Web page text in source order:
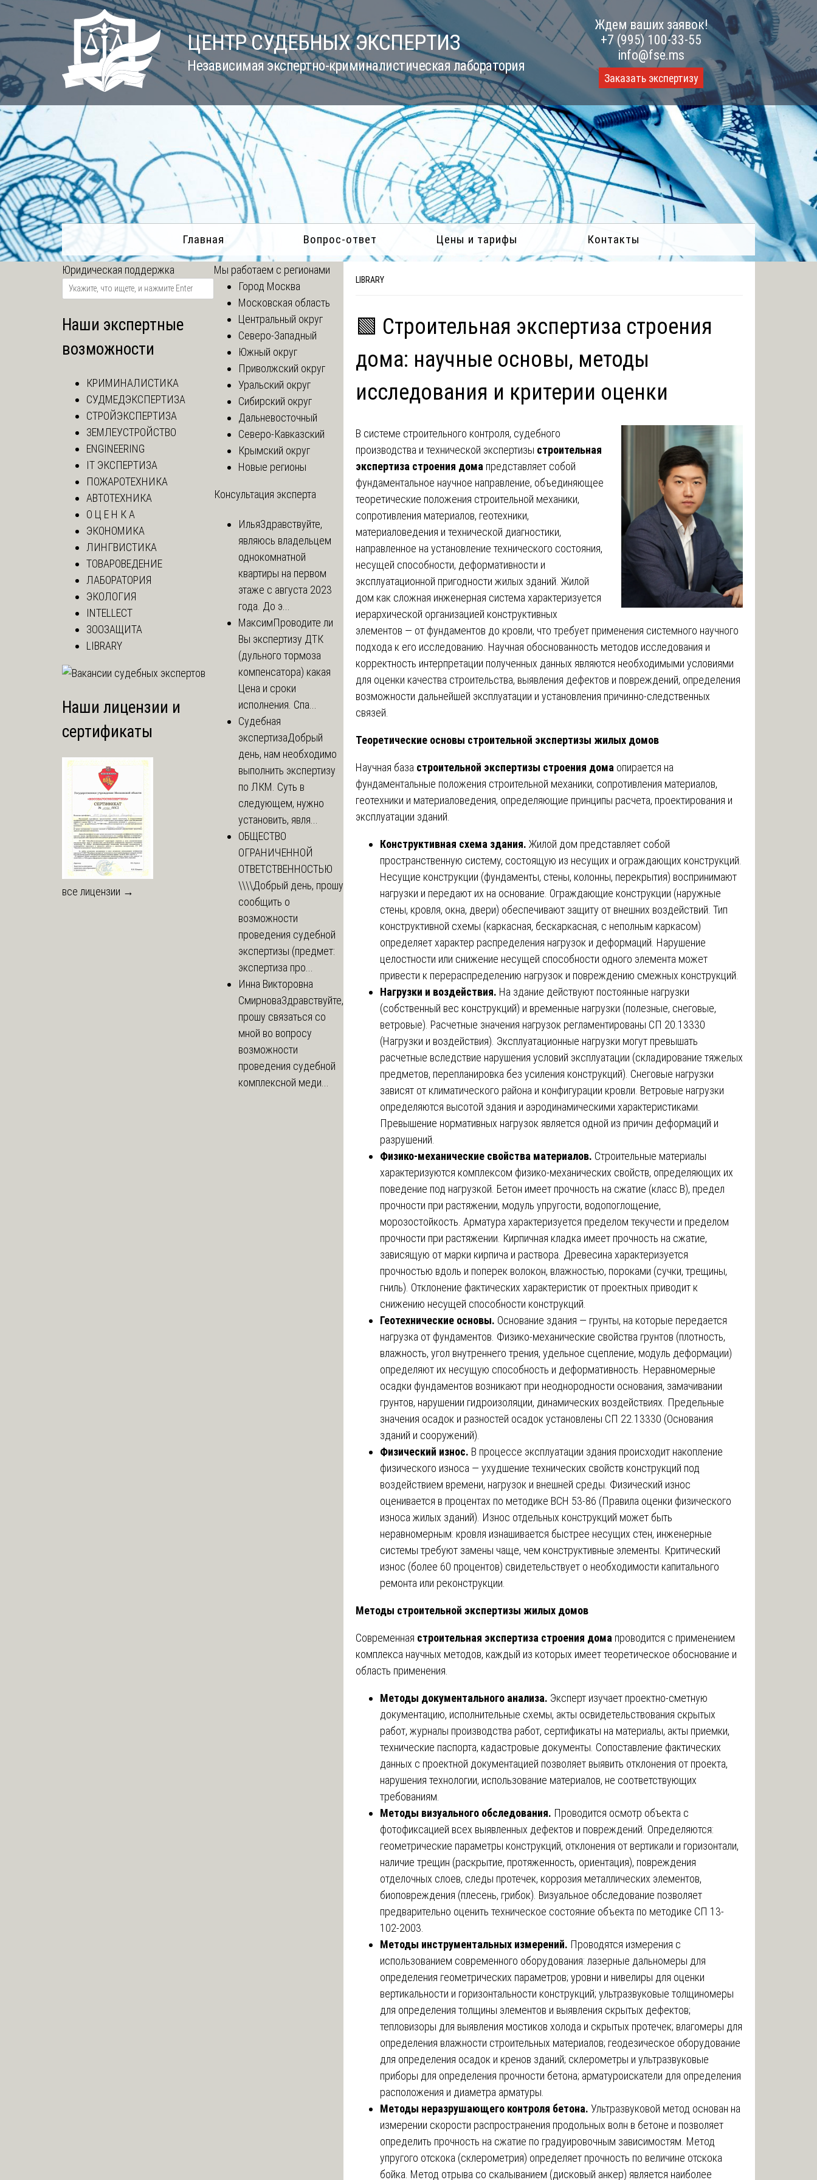
Skip
to
content
ЦЕНТР СУДЕБНЫХ ЭКСПЕРТИЗ
Независимая экспертно-криминалистическая лаборатория
Ждем ваших заявок!
+7 (995) 100-33-55
info@fse.ms
Заказать экспертизу
Главная Вопрос-ответ Цены и тарифы Контакты
LIBRARY
🟩 Строительная экспертиза строения
дома: научные основы, методы
исследования и критерии оценки
В системе строительного контроля, судебного
производства и технической экспертизы строительная
экспертиза строения дома представляет собой
фундаментальное научное направление, объединяющее
теоретические положения строительной механики,
сопротивления материалов, геотехники,
материаловедения и технической диагностики,
направленное на установление технического состояния,
несущей способности, деформативности и
эксплуатационной пригодности жилых зданий. Жилой
дом как сложная инженерная система характеризуется
иерархической организацией конструктивных
элементов — от фундаментов до кровли, что требует применения системного научного
подхода к его исследованию. Научная обоснованность методов исследования и
корректность интерпретации полученных данных являются необходимыми условиями
для оценки качества строительства, выявления дефектов и повреждений, определения
возможности дальнейшей эксплуатации и установления причинно-следственных
связей.
Теоретические основы строительной экспертизы жилых домов
Научная база строительной экспертизы строения дома опирается на
фундаментальные положения строительной механики, сопротивления материалов,
геотехники и материаловедения, определяющие принципы расчета, проектирования и
эксплуатации зданий.
Конструктивная схема здания. Жилой дом представляет собой
пространственную систему, состоящую из несущих и ограждающих конструкций.
Несущие конструкции (фундаменты, стены, колонны, перекрытия) воспринимают
нагрузки и передают их на основание. Ограждающие конструкции (наружные
стены, кровля, окна, двери) обеспечивают защиту от внешних воздействий. Тип
конструктивной схемы (каркасная, бескаркасная, с неполным каркасом)
определяет характер распределения нагрузок и деформаций. Нарушение
целостности или снижение несущей способности одного элемента может
привести к перераспределению нагрузок и повреждению смежных конструкций.
Нагрузки и воздействия. На здание действуют постоянные нагрузки
(собственный вес конструкций) и временные нагрузки (полезные, снеговые,
ветровые). Расчетные значения нагрузок регламентированы СП 20.13330
(Нагрузки и воздействия). Эксплуатационные нагрузки могут превышать
расчетные вследствие нарушения условий эксплуатации (складирование тяжелых
предметов, перепланировка без усиления конструкций). Снеговые нагрузки
зависят от климатического района и конфигурации кровли. Ветровые нагрузки
определяются высотой здания и аэродинамическими характеристиками.
Превышение нормативных нагрузок является одной из причин деформаций и
разрушений.
Физико-механические свойства материалов. Строительные материалы
характеризуются комплексом физико-механических свойств, определяющих их
поведение под нагрузкой. Бетон имеет прочность на сжатие (класс В), предел
прочности при растяжении, модуль упругости, водопоглощение,
морозостойкость. Арматура характеризуется пределом текучести и пределом
прочности при растяжении. Кирпичная кладка имеет прочность на сжатие,
зависящую от марки кирпича и раствора. Древесина характеризуется
прочностью вдоль и поперек волокон, влажностью, пороками (сучки, трещины,
гниль). Отклонение фактических характеристик от проектных приводит к
снижению несущей способности конструкций.
Геотехнические основы. Основание здания — грунты, на которые передается
нагрузка от фундаментов. Физико-механические свойства грунтов (плотность,
влажность, угол внутреннего трения, удельное сцепление, модуль деформации)
определяют их несущую способность и деформативность. Неравномерные
осадки фундаментов возникают при неоднородности основания, замачивании
грунтов, нарушении гидроизоляции, динамических воздействиях. Предельные
значения осадок и разностей осадок установлены СП 22.13330 (Основания
зданий и сооружений).
Физический износ. В процессе эксплуатации здания происходит накопление
физического износа — ухудшение технических свойств конструкций под
воздействием времени, нагрузок и внешней среды. Физический износ
оценивается в процентах по методике ВСН 53-86 (Правила оценки физического
износа жилых зданий). Износ отдельных конструкций может быть
неравномерным: кровля изнашивается быстрее несущих стен, инженерные
системы требуют замены чаще, чем конструктивные элементы. Критический
износ (более 60 процентов) свидетельствует о необходимости капитального
ремонта или реконструкции.
Методы строительной экспертизы жилых домов
Современная строительная экспертиза строения дома проводится с применением
комплекса научных методов, каждый из которых имеет теоретическое обоснование и
область применения.
Методы документального анализа. Эксперт изучает проектно-сметную
документацию, исполнительные схемы, акты освидетельствования скрытых
работ, журналы производства работ, сертификаты на материалы, акты приемки,
технические паспорта, кадастровые документы. Сопоставление фактических
данных с проектной документацией позволяет выявить отклонения от проекта,
нарушения технологии, использование материалов, не соответствующих
требованиям.
Методы визуального обследования. Проводится осмотр объекта с
фотофиксацией всех выявленных дефектов и повреждений. Определяются:
геометрические параметры конструкций, отклонения от вертикали и горизонтали,
наличие трещин (раскрытие, протяженность, ориентация), повреждения
отделочных слоев, следы протечек, коррозия металлических элементов,
биоповреждения (плесень, грибок). Визуальное обследование позволяет
предварительно оценить техническое состояние объекта по методике СП 13-
102-2003.
Методы инструментальных измерений. Проводятся измерения с
использованием современного оборудования: лазерные дальномеры для
определения геометрических параметров; уровни и нивелиры для оценки
вертикальности и горизонтальности конструкций; ультразвуковые толщиномеры
для определения толщины элементов и выявления скрытых дефектов;
тепловизоры для выявления мостиков холода и скрытых протечек; влагомеры для
определения влажности строительных материалов; геодезическое оборудование
для определения осадок и кренов зданий; склерометры и ультразвуковые
приборы для определения прочности бетона; арматуроискатели для определения
расположения и диаметра арматуры.
Методы неразрушающего контроля бетона. Ультразвуковой метод основан на
измерении скорости распространения продольных волн в бетоне и позволяет
определить прочность на сжатие по градуировочным зависимостям. Метод
упругого отскока (склерометрия) определяет прочность по величине отскока
бойка. Метод отрыва со скалыванием (дисковый анкер) является наиболее
Юридическая поддержка
Наши экспертные
возможности
КРИМИНАЛИСТИКА
СУДМЕДЭКСПЕРТИЗА
СТРОЙЭКСПЕРТИЗА
ЗЕМЛЕУСТРОЙСТВО
ENGINEERING
IT ЭКСПЕРТИЗА
ПОЖАРОТЕХНИКА
АВТОТЕХНИКА
О Ц Е Н К А
ЭКОНОМИКА
ЛИНГВИСТИКА
ТОВАРОВЕДЕНИЕ
ЛАБОРАТОРИЯ
ЭКОЛОГИЯ
INTELLECT
ЗООЗАЩИТА
LIBRARY
Наши лицензии и
сертификаты
все лицензии →
Мы работаем с регионами
Город Москва
Московская область
Центральный округ
Северо-Западный
Южный округ
Приволжский округ
Уральский округ
Сибирский округ
Дальневосточный
Северо-Кавказский
Крымский округ
Новые регионы
Консультация эксперта
ИльяЗдравствуйте,
являюсь владельцем
однокомнатной
квартиры на первом
этаже с августа 2023
года. До э...
МаксимПроводите ли
Вы экспертизу ДТК
(дульного тормоза
компенсатора) какая
Цена и сроки
исполнения. Спа...
Судебная
экспертизаДобрый
день, нам необходимо
выполнить экспертизу
по ЛКМ. Суть в
следующем, нужно
установить, явля...
ОБЩЕСТВО
ОГРАНИЧЕННОЙ
ОТВЕТСТВЕННОСТЬЮ
\\\\Добрый день, прошу
сообщить о
возможности
проведения судебной
экспертизы (предмет:
экспертиза про...
Инна Викторовна
СмирноваЗдравствуйте,
прошу связаться со
мной во вопросу
возможности
проведения судебной
комплексной меди...